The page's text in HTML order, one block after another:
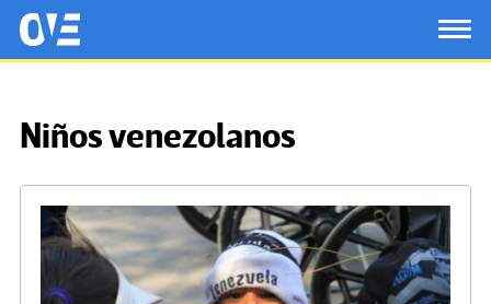
Saltar al contenido principal
OtrasVocesenEducacion.org
Niños venezolanos